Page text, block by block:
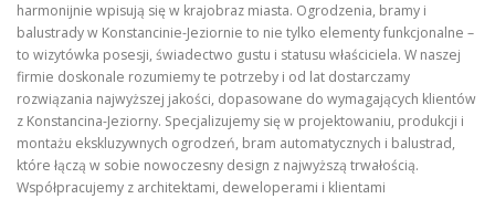
harmonijnie wpisują się w krajobraz miasta. Ogrodzenia, bramy i
balustrady w Konstancinie-Jeziornie to nie tylko elementy funkcjonalne –
to wizytówka posesji, świadectwo gustu i statusu właściciela. W naszej
firmie doskonale rozumiemy te potrzeby i od lat dostarczamy
rozwiązania najwyższej jakości, dopasowane do wymagających klientów
z Konstancina-Jeziorny. Specjalizujemy się w projektowaniu, produkcji i
montażu ekskluzywnych ogrodzeń, bram automatycznych i balustrad,
które łączą w sobie nowoczesny design z najwyższą trwałością.
Współpracujemy z architektami, deweloperami i klientami